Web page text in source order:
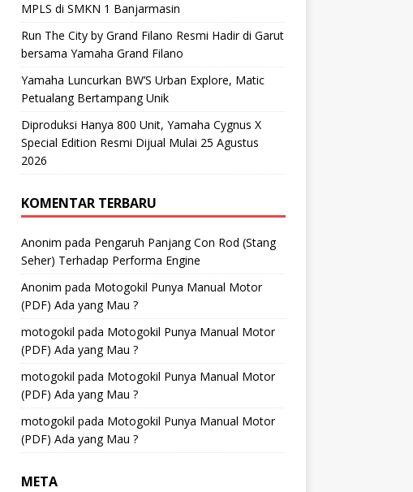
MPLS di SMKN 1 Banjarmasin
Run The City by Grand Filano Resmi Hadir di Garut
bersama Yamaha Grand Filano
Yamaha Luncurkan BW’S Urban Explore, Matic
Petualang Bertampang Unik
Diproduksi Hanya 800 Unit, Yamaha Cygnus X
Special Edition Resmi Dijual Mulai 25 Agustus
2026
KOMENTAR TERBARU
Anonim pada Pengaruh Panjang Con Rod (Stang
Seher) Terhadap Performa Engine
Anonim pada Motogokil Punya Manual Motor
(PDF) Ada yang Mau ?
motogokil pada Motogokil Punya Manual Motor
(PDF) Ada yang Mau ?
motogokil pada Motogokil Punya Manual Motor
(PDF) Ada yang Mau ?
motogokil pada Motogokil Punya Manual Motor
(PDF) Ada yang Mau ?
META